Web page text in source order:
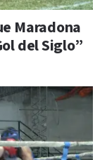
Maradona
del Siglo”